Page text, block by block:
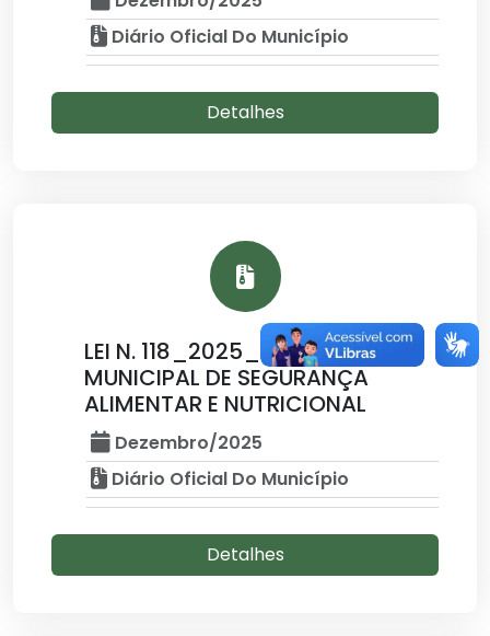
Diário Oficial Do Município
Detalhes
LEI N. 118_2025_CRIA O PLANO
MUNICIPAL DE SEGURANÇA
ALIMENTAR E NUTRICIONAL
Dezembro/2025
Diário Oficial Do Município
Detalhes